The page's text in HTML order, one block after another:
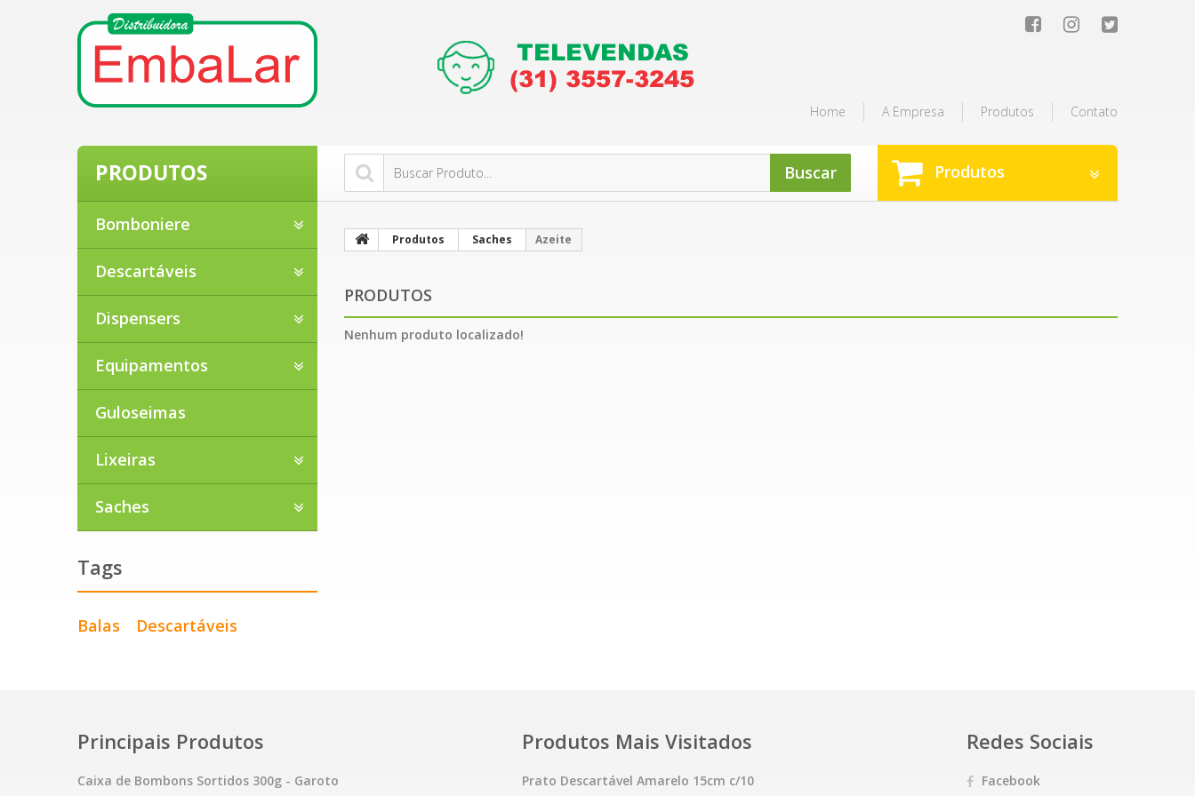
Home A Empresa Produtos Contato
Produtos
Buscar
Produtos Saches Azeite
PRODUTOS
Nenhum produto localizado!
PRODUTOS
Bomboniere
Descartáveis
Dispensers
Equipamentos
Guloseimas
Lixeiras
Saches
Tags
Balas Descartáveis
Principais Produtos
Caixa de Bombons Sortidos 300g - Garoto
Produtos Mais Visitados
Prato Descartável Amarelo 15cm c/10
Redes Sociais
Facebook